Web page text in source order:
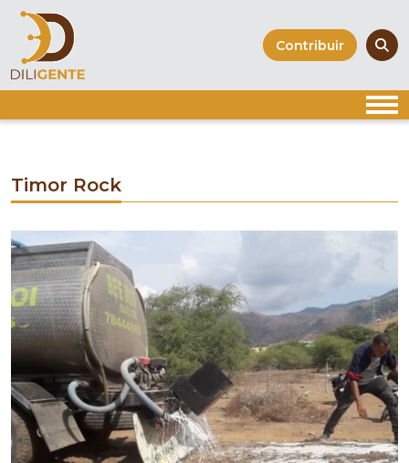
Skip
content
Contribuir
Timor Rock